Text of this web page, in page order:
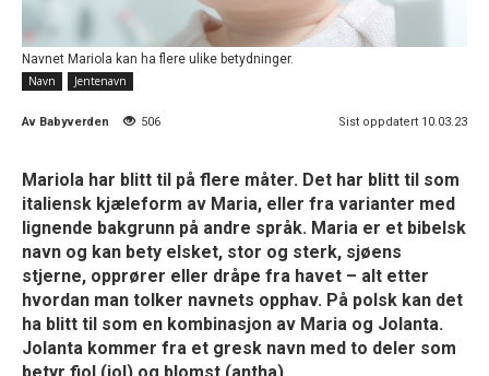
Navnet Mariola kan ha flere ulike betydninger.
Navn
Jentenavn
Av Babyverden 506 Sist oppdatert 10.03.23
Mariola har blitt til på flere måter. Det har blitt til som
italiensk kjæleform av Maria, eller fra varianter med
lignende bakgrunn på andre språk. Maria er et bibelsk
navn og kan bety elsket, stor og sterk, sjøens
stjerne, opprører eller dråpe fra havet – alt etter
hvordan man tolker navnets opphav. På polsk kan det
ha blitt til som en kombinasjon av Maria og Jolanta.
Jolanta kommer fra et gresk navn med to deler som
betyr fiol (iol) og blomst (antha).